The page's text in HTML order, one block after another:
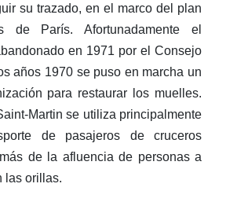
su trazado, en el marco del plan
de París. Afortunadamente el
en 1971 por el Consejo
años 1970 se puso en marcha un
para restaurar los muelles.
Martin se utiliza principalmente
de pasajeros de cruceros
de la afluencia de personas a
las orillas.